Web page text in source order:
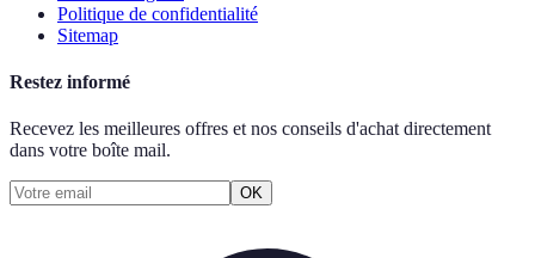
Politique de confidentialité
Sitemap
Restez informé
Recevez les meilleures offres et nos conseils d'achat directement
dans votre boîte mail.
OK